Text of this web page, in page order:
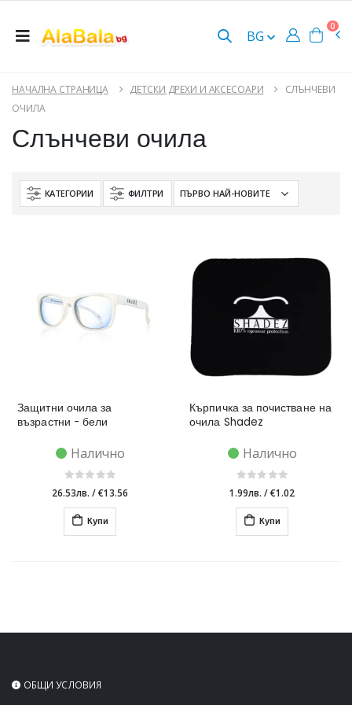
BG
0
НАЧАЛНА СТРАНИЦА ДЕТСКИ ДРЕХИ И АКСЕСОАРИ
СЛЪНЧЕВИ
ОЧИЛА
Слънчеви очила
КАТЕГОРИИ ФИЛТРИ
Защитни очила за
възрастни - бели
Налично
26.53лв. /€13.56
Купи
Кърпичка за почистване на
очила Shadez
Налично
1.99лв. /€1.02
Купи
ОБЩИ УСЛОВИЯ